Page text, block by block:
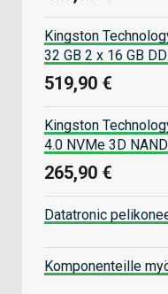
Kingston
32 GB 2 x 16 GB
519,90 €
Kingston
4.0 NVMe 3D NAND
265,90 €
Datatronic
Komponenteille